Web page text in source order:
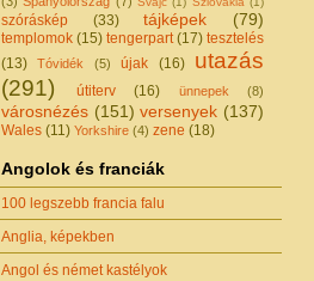
szóráskép (33) tájképek (79)
templomok (15) tengerpart (17) tesztelés
(13)
Tóvidék (5) újak (16)
utazás
(291)
útiterv (16) ünnepek (8)
városnézés (151) versenyek (137)
Wales (11) Yorkshire (4) zene (18)
Angolok és franciák
100 legszebb francia falu
Anglia, képekben
Angol és német kastélyok